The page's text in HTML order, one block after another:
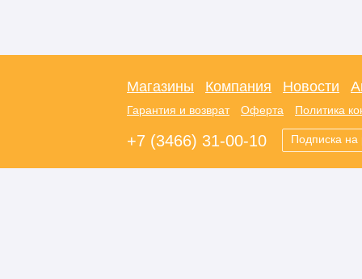
Магазины Компания Новости
Гарантия и возврат Оферта Политика
+7 (3466) 31-00-10 Подписка на